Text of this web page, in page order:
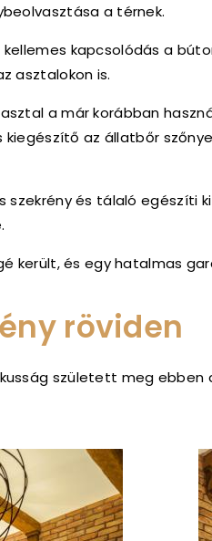
a térnek.
kapcsolódás a
asztalokon is.
a már korábban
kiegészítő az állatbőr
szekrény és tálaló egészíti
került, és egy hatalmas
röviden
született meg